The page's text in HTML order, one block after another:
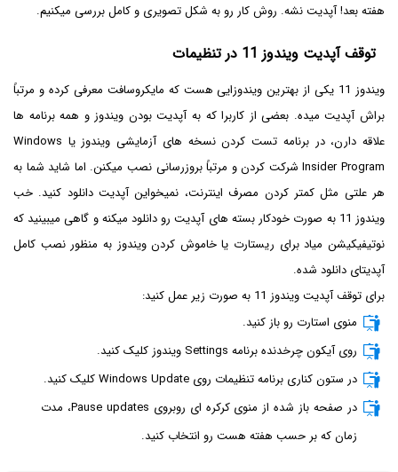
هفته بعد! آپدیت نشه. روش کار رو به شکل تصویری و کامل بررسی میکنیم.
توقف آپدیت ویندوز 11 در تنظیمات
ویندوز 11 یکی از بهترین ویندوزایی هست که مایکروسافت معرفی کرده و مرتباً
براش آپدیت میده. بعضی از کاربرا که به آپدیت بودن ویندوز و همه برنامه ها
علاقه دارن، در برنامه تست کردن نسخه های آزمایشی ویندوز یا Windows
Insider Program شرکت کردن و مرتباً بروزرسانی نصب میکنن. اما شاید شما به
هر علتی مثل کمتر کردن مصرف اینترنت، نمیخواین آپدیت دانلود کنید. خب
ویندوز 11 به صورت خودکار بسته های آپدیت رو دانلود میکنه و گاهی میبینید که
نوتیفیکیشن میاد برای ریستارت یا خاموش کردن ویندوز به منظور نصب کامل
آپدیتای دانلود شده.
برای توقف آپدیت ویندوز 11 به صورت زیر عمل کنید:
منوی استارت رو باز کنید.
روی آیکون چرخدنده برنامه Settings ویندوز کلیک کنید.
در ستون کناری برنامه تنظیمات روی Windows Update کلیک کنید.
در صفحه باز شده از منوی کرکره ای روبروی Pause updates، مدت
زمان که بر حسب هفته هست رو انتخاب کنید.